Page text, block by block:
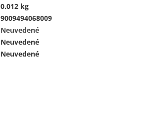
0.012 kg
9009494068009
Neuvedené
Neuvedené
Neuvedené